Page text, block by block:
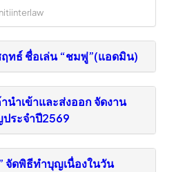
ทธ์ ชื่อเล่น “ชมพู่”(แอดมิน)
ำเข้าและส่งออก จัดงาน
ระจำปี2569
จัดพิธีทำบุญเนื่องในวัน